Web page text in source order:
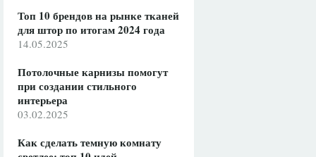
Топ 10 брендов на рынке тканей
для штор по итогам 2024 года
14.05.2025
Потолочные карнизы помогут
при создании стильного
интерьера
03.02.2025
Как сделать темную комнату